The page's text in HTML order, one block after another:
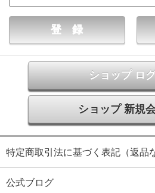
ショップ ロ
ショップ 新規
特定商取引法に基づく表記（返品
公式ブログ